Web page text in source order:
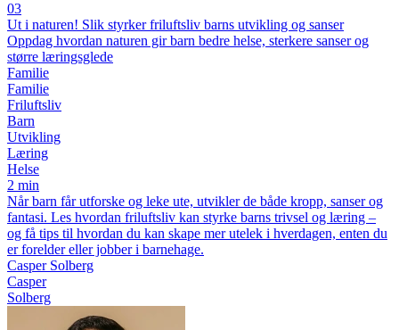
03
Ut i naturen! Slik styrker friluftsliv barns utvikling og sanser
Oppdag hvordan naturen gir barn bedre helse, sterkere sanser og
større læringsglede
Familie
Familie
Friluftsliv
Barn
Utvikling
Læring
Helse
2 min
Når barn får utforske og leke ute, utvikler de både kropp, sanser og
fantasi. Les hvordan friluftsliv kan styrke barns trivsel og læring –
og få tips til hvordan du kan skape mer utelek i hverdagen, enten du
er forelder eller jobber i barnehage.
Casper Solberg
Casper
Solberg